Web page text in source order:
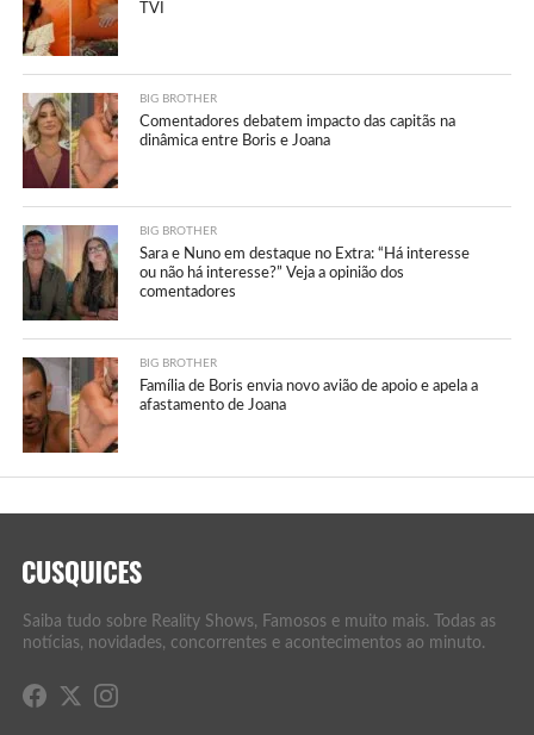
TVI
BIG BROTHER
Comentadores debatem impacto das capitãs na
dinâmica entre Boris e Joana
BIG BROTHER
Sara e Nuno em destaque no Extra: “Há interesse
ou não há interesse?” Veja a opinião dos
comentadores
BIG BROTHER
Família de Boris envia novo avião de apoio e apela a
afastamento de Joana
Saiba tudo sobre Reality Shows, Famosos e muito mais. Todas as
notícias, novidades, concorrentes e acontecimentos ao minuto.